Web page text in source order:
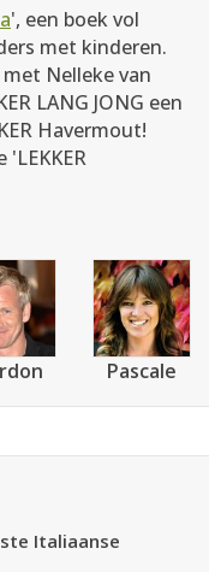
', een boek vol
met kinderen.
Nelleke van
LANG JONG een
Havermout!
Pascale
Italiaanse